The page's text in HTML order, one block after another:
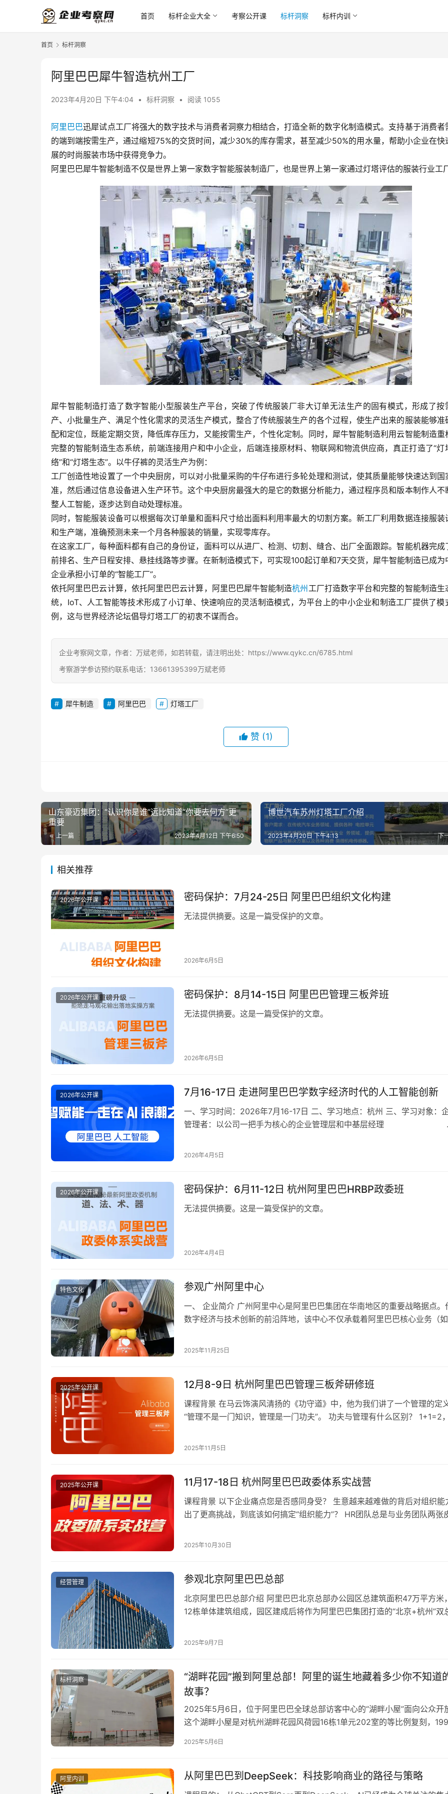
首页 标杆企业大全 考察公开课 标杆洞察 标杆内训
首页 标杆洞察
阿里巴巴犀牛智造杭州工厂
2023年4月20日 下午4:04 • 标杆洞察 • 阅读 1055
阿里巴巴迅犀试点工厂将强大的数字技术与消费者洞察力相结合，打造全新的数字化制造模式。支持基于消费者
的端到端按需生产，通过缩短75%的交货时间，减少30%的库存需求，甚至减少50%的用水量，帮助小企业在快
展的时尚服装市场中获得竞争力。
阿里巴巴犀牛智能制造不仅是世界上第一家数字智能服装制造厂，也是世界上第一家通过灯塔评估的服装行业工厂
犀牛智能制造打造了数字智能小型服装生产平台，突破了传统服装厂非大订单无法生产的固有模式，形成了按
产、小批量生产、满足个性化需求的灵活生产模式，整合了传统服装生产的各个过程，使生产出来的服装能够准
配和定位，既能定期交货，降低库存压力，又能按需生产，个性化定制。同时，犀牛智能制造利用云智能制造重
完整的智能制造生态系统，前端连接用户和中小企业，后端连接原材料、物联网和物流供应商，真正打造了“灯
络”和“灯塔生态”。以牛仔裤的灵活生产为例：
工厂创造性地设置了一个中央厨房，可以对小批量采购的牛仔布进行多轮处理和测试，使其质量能够快速达到国
准，然后通过信息设备进入生产环节。这个中央厨房最强大的是它的数据分析能力，通过程序员和版本制作人不
整人工智能，逐步达到自动处理标准。
同时，智能服装设备可以根据每次订单量和面料尺寸给出面料利用率最大的切割方案。新工厂利用数据连接服装
和生产端，准确预测未来一个月各种服装的销量，实现零库存。
在这家工厂，每种面料都有自己的身份证，面料可以从进厂、检测、切割、缝合、出厂全面跟踪。智能机器完成
前排名、生产日程安排、悬挂线路等步骤。在新制造模式下，可实现100起订单和7天交货，犀牛智能制造已成为
企业承担小订单的“智能工厂”。
依托阿里巴巴云计算，依托阿里巴巴云计算，阿里巴巴犀牛智能制造杭州 工厂打造数字平台和完整的智能制造生
统，IoT、人工智能等技术形成了小订单、快速响应的灵活制造模式，为平台上的中小企业和制造工厂提供了模
例，这与世界经济论坛倡导灯塔工厂的初衷不谋而合。
企业考察网文章，作者：万斌老师，如若转载，请注明出处：https://www.qykc.cn/6785.html
考察游学参访预约联系电话：13661395399万斌老师
犀牛制造 阿里巴巴 灯塔工厂
赞 (1)
山东豪迈集团：“认识你是谁”远比知道“你要去何方”更
重要
上一篇 2023年4月12日 下午6:50
博世汽车苏州灯塔工厂介绍
下
2023年4月20日 下午4:13
相关推荐
2026年公开课 密码保护：7月24-25日 阿里巴巴组织文化构建
无法提供摘要。这是一篇受保护的文章。
2026年6月5日
2026年公开课 密码保护：8月14-15日 阿里巴巴管理三板斧班
无法提供摘要。这是一篇受保护的文章。
2026年6月5日
2026年公开课 7月16-17日 走进阿里巴巴学数字经济时代的人工智能创新
一、学习时间：2026年7月16-17日 二、学习地点：杭州 三、学习对象：
管理者：以公司一把手为核心的企业管理层和中基层经理
2026年4月5日
2026年公开课 密码保护：6月11-12日 杭州阿里巴巴HRBP政委班
无法提供摘要。这是一篇受保护的文章。
2026年4月4日
特色文化 参观广州阿里中心
一、 企业简介 广州阿里中心是阿里巴巴集团在华南地区的重要战略据点。
数字经济与技术创新的前沿阵地，该中心不仅承载着阿里巴巴核心业务（如
2025年11月25日
2025年公开课 12月8-9日 杭州阿里巴巴管理三板斧研修班
课程背景 在马云饰演风清扬的《功守道》中，他为我们讲了一个管理的定义
“管理不是一门知识，管理是一门功夫”。 功夫与管理有什么区别？ 1+1=2
2025年11月5日
2025年公开课 11月17-18日 杭州阿里巴巴政委体系实战营
课程背景 以下企业痛点您是否感同身受？ 生意越来越难做的背后对组织能
出了更高挑战，到底该如何搞定“组织能力”？ HR团队总是与业务团队两张
2025年10月30日
经营管理 参观北京阿里巴巴总部
北京阿里巴巴总部介绍 阿里巴巴北京总部办公园区总建筑面积47万平方米
12栋单体建筑组成，园区建成后将作为阿里巴巴集团打造的“北京+杭州”双
2025年9月7日
标杆洞察
“湖畔花园”搬到阿里总部！阿里的诞生地藏着多少你不知道
故事？
2025年5月6日，位于阿里巴巴全球总部访客中心的“湖畔小屋”面向公众开
这个湖畔小屋是对杭州湖畔花园风荷园16栋1单元202室的等比例复刻，
2025年5月6日
阿里内训 从阿里巴巴到DeepSeek：科技影响商业的路径与策略